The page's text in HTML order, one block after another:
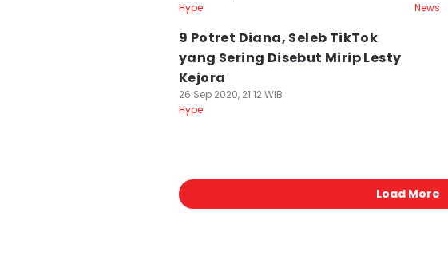
Hype
News
9 Potret Diana, Seleb TikTok
yang Sering Disebut Mirip Lesty
Kejora
26 Sep 2020, 21:12 WIB
Hype
Load More